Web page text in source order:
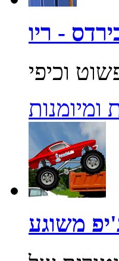
- ריו
ומיומנות
משוגע